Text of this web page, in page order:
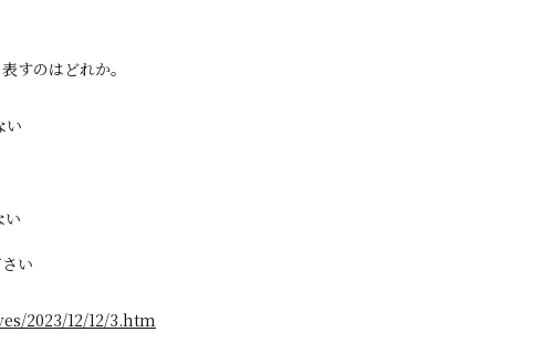
すのはどれか。
い
い
い
2023/12/12/3.htm